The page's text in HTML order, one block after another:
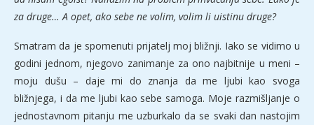
za druge… A opet, ako sebe ne volim, volim li uistinu druge?
Smatram da je spomenuti prijatelj moj bližnji. Iako se vidimo u
godini jednom, njegovo zanimanje za ono najbitnije u meni –
moju dušu – daje mi do znanja da me ljubi kao svoga
bližnjega, i da me ljubi kao sebe samoga. Moje razmišljanje o
jednostavnom pitanju me uzburkalo da se svaki dan nastojim